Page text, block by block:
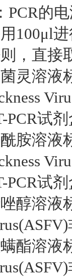
PCR的
100μl
，直接
灵溶
PCR试
胺溶
PCR试
醇溶液
酯溶液